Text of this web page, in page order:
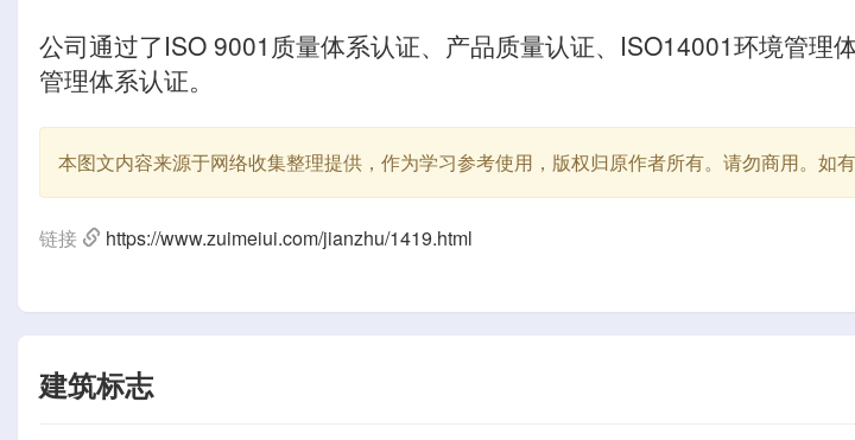
公司通过了ISO 9001质量体系认证、产品质量认证、ISO14001环境管理
管理体系认证。
本图文内容来源于网络收集整理提供，作为学习参考使用，版权归原作者所有。请勿商用。如
链接 https://www.zuimeiui.com/jianzhu/1419.html
建筑标志